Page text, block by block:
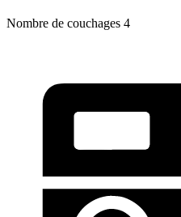
Nombre de couchages 4